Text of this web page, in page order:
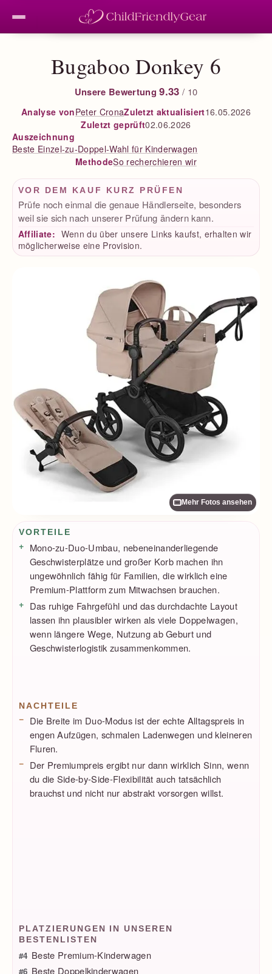
Bugaboo Donkey 6
Unsere Bewertung 9.33 / 10
Analyse vonPeter CronaZuletzt aktualisiert16.05.2026
Zuletzt geprüft02.06.2026
Auszeichnung
Beste Einzel-zu-Doppel-Wahl für Kinderwagen
MethodeSo recherchieren wir
VOR DEM KAUF KURZ PRÜFEN
Prüfe noch einmal die genaue Händlerseite, besonders
weil sie sich nach unserer Prüfung ändern kann.
Affiliate: Wenn du über unsere Links kaufst, erhalten wir
möglicherweise eine Provision.
Mehr Fotos ansehen
Vorteile / Nachteile
VORTEILE
Mono-zu-Duo-Umbau, nebeneinanderliegende
Geschwisterplätze und großer Korb machen ihn
ungewöhnlich fähig für Familien, die wirklich eine
Premium-Plattform zum Mitwachsen brauchen.
Das ruhige Fahrgefühl und das durchdachte Layout
lassen ihn plausibler wirken als viele Doppelwagen,
wenn längere Wege, Nutzung ab Geburt und
Geschwisterlogistik zusammenkommen.
NACHTEILE
Die Breite im Duo-Modus ist der echte Alltagspreis in
engen Aufzügen, schmalen Ladenwegen und kleineren
Fluren.
Der Premiumpreis ergibt nur dann wirklich Sinn, wenn
du die Side-by-Side-Flexibilität auch tatsächlich
brauchst und nicht nur abstrakt vorsorgen willst.
PLATZIERUNGEN IN UNSEREN
BESTENLISTEN
#4 Beste Premium-Kinderwagen
#6 Beste Doppelkinderwagen